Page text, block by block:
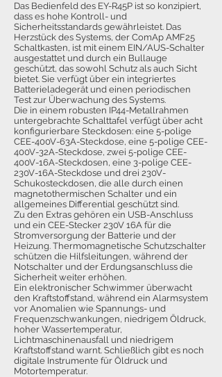
Das Bedienfeld des EY-R45P ist so konzipiert,
dass es hohe Kontroll- und
Sicherheitsstandards gewährleistet. Das
Herzstück des Systems, der ComAp AMF25
Schaltkasten, ist mit einem EIN/AUS-Schalter
ausgestattet und durch ein Bullauge
geschützt, das sowohl Schutz als auch Sicht
bietet. Sie verfügt über ein integriertes
Batterieladegerät und einen periodischen
Test zur Überwachung des Systems.
Die in einem robusten IP44-Metallrahmen
untergebrachte Schalttafel verfügt über acht
konfigurierbare Steckdosen: eine 5-polige
CEE-400V-63A-Steckdose, eine 5-polige CEE-
400V-32A-Steckdose, zwei 5-polige CEE-
400V-16A-Steckdosen, eine 3-polige CEE-
230V-16A-Steckdose und drei 230V-
Schukosteckdosen, die alle durch einen
magnetothermischen Schalter und ein
allgemeines Differential geschützt sind.
Zu den Extras gehören ein USB-Anschluss
und ein CEE-Stecker 230V 16A für die
Stromversorgung der Batterie und der
Heizung. Thermomagnetische Schutzschalter
schützen die Hilfsleitungen, während der
Notschalter und der Erdungsanschluss die
Sicherheit weiter erhöhen.
Ein elektronischer Schwimmer überwacht
den Kraftstoffstand, während ein Alarmsystem
vor Anomalien wie Spannungs- und
Frequenzschwankungen, niedrigem Öldruck,
hoher Wassertemperatur,
Lichtmaschinenausfall und niedrigem
Kraftstoffstand warnt. Schließlich gibt es noch
digitale Instrumente für Öldruck und
Motortemperatur.